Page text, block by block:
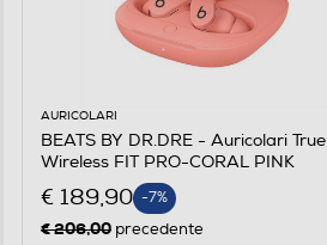
BY DR.DRE
AURICOLARI
BEATS BY DR.DRE - Auricolari True
Wireless FIT PRO-CORAL PINK
€ 189,90 -7%
€ 206,00 precedente